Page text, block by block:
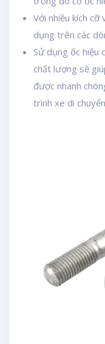
Với nhiều kích cỡ
dụng trên các
Sử dụng ốc hiệu
chất lượng sẽ
được nhanh
trình xe di